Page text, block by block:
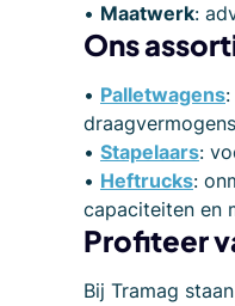
• Maatwerk:
Ons
• Palletwagens:
• Stapelaars:
• Heftrucks:
capaciteiten en
Profiteer
Bij Tramag